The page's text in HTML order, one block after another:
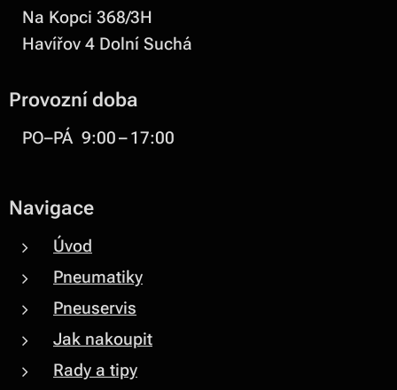
Na Kopci 368/3H
Havířov 4 Dolní Suchá
Provozní doba
PO–PÁ 9:00 – 17:00
Navigace
Úvod
Pneumatiky
Pneuservis
Jak nakoupit
Rady a tipy